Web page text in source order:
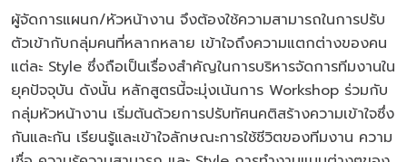
ผู้จัดการแผนก/หัวหน้างาน จึงต้องใช้ความสามารถในการปรับ
ตัวเข้ากับกลุ่มคนที่หลากหลาย เข้าใจถึงความแตกต่างของคน
แต่ละ Style ซึ่งถือเป็นเรื่องสำคัญในการบริหารจัดการทีมงานใน
ยุคปัจจุบัน ดังนั้น หลักสูตรนี้จะมุ่งเน้นการ Workshop ร่วมกับ
กลุ่มหัวหน้างาน เริ่มต้นด้วยการปรับทัศนคติสร้างความเข้าใจซึ่ง
กันและกัน เรียนรู้และเข้าใจลักษณะการใช้ชีวิตของทีมงาน ความ